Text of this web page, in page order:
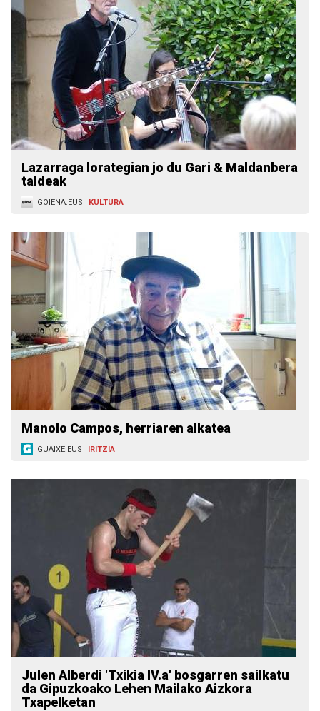
Lazarraga lorategian jo du Gari & Maldanbera
taldeak
GOIENA.EUS KULTURA
Manolo Campos, herriaren alkatea
GUAIXE.EUS IRITZIA
Julen Alberdi 'Txikia IV.a' bosgarren sailkatu
da Gipuzkoako Lehen Mailako Aizkora
Txapelketan